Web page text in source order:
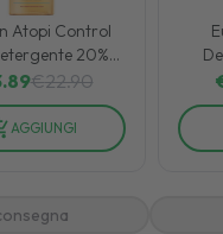
Atopi Control
20%
per Dermatite
400 ml
€22.90
AGGIUNGI